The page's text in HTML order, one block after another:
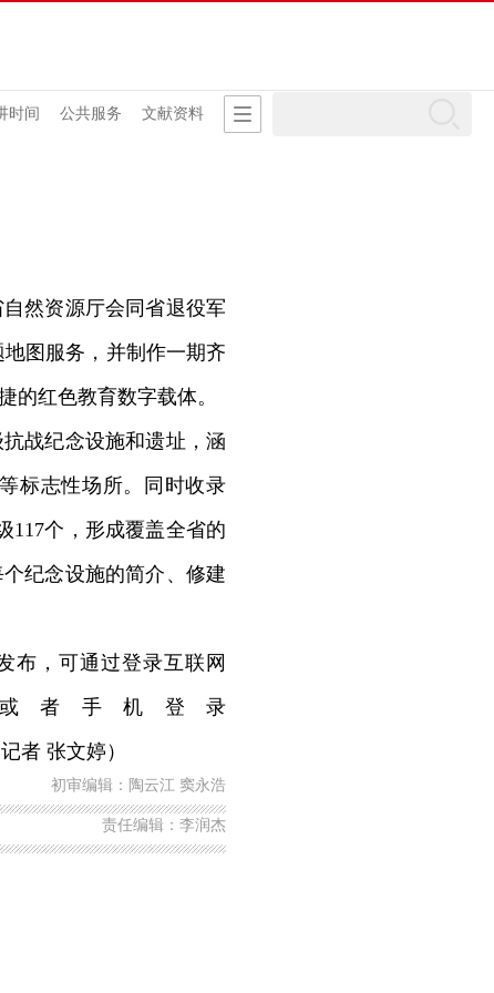
时间 公共服务 文献资料
然资源厅会同省退役军
图服务，并制作一期齐
的红色教育数字载体。
战纪念设施和遗址，涵
标志性场所。同时收录
117个，形成覆盖全省的
纪念设施的简介、修建
，可通过登录互联网
）或者手机登录
者 张文婷）
初审编辑：陶云江 窦永浩
责任编辑：李润杰